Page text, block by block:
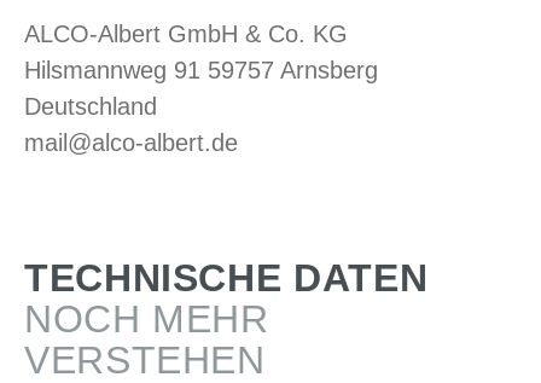
ALCO-Albert GmbH & Co. KG
Hilsmannweg 91 59757 Arnsberg
Deutschland
mail@alco-albert.de
TECHNISCHE DATEN
NOCH MEHR
VERSTEHEN